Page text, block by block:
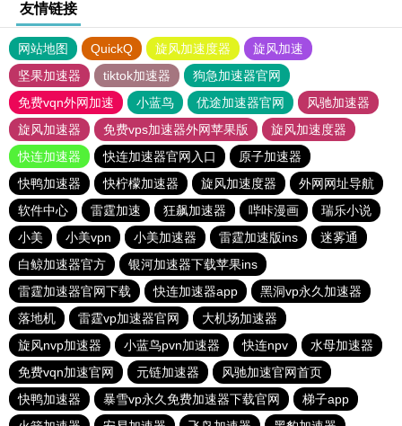
友情链接
网站地图 QuickQ 旋风加速度器
旋风加速
坚果加速器
tiktok加速器
狗急加速器官网
免费vqn外网加速
小蓝鸟 优途加速器官网
风驰加速器
旋风加速器
免费vps加速器外网苹果版
旋风加速度器
快连加速器
快连加速器官网入口
原子加速器
快鸭加速器
快柠檬加速器 旋风加速度器
外网网址导航
软件中心
雷霆加速 狂飙加速器 哔咔漫画
瑞乐小说
小美
小美vpn 小美加速器 雷霆加速版ins
迷雾通
白鲸加速器官方
银河加速器下载苹果ins
雷霆加速器官网下载
快连加速器app
黑洞vp永久加速器
落地机
雷霆vp加速器官网
大机场加速器
旋风nvp加速器
小蓝鸟pvn加速器 快连npv
水母加速器
免费vqn加速官网
元链加速器
风驰加速官网首页
快鸭加速器
暴雪vp永久免费加速器下载官网
梯子app